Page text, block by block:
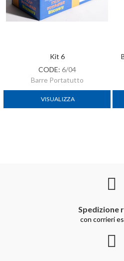
Kit 6
CODE: 6/04
Barre Portatutto
VISUALIZZA
Spedizione
con corrieri